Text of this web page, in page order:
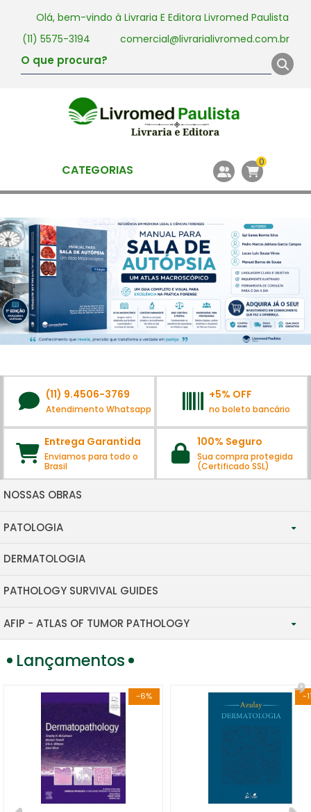
Olá, bem-vindo à Livraria E Editora Livromed Paulista
(11) 5575-3194
comercial@livrarialivromed.com.br
CATEGORIAS 0
(11) 9.4506-3769
Atendimento Whatsapp
+5% OFF
no boleto bancário
Entrega Garantida
Enviamos para todo o
Brasil
100% Seguro
Sua compra protegida
(Certificado SSL)
NOSSAS OBRAS
PATOLOGIA
WHO -CLASSIFICATION OF TUMORS
BONE/SOFT TISSUE
CARDIOVASCULAR
CYTOPATHOLOGY
DERMATOPATHOLOGY
FORENSIC
GASTROINTESTINAL/LIVER
GYNECOLOGIC/OBSTETRIC
DERMATOLOGIA
PATHOLOGY SURVIVAL GUIDES
AFIP - ATLAS OF TUMOR PATHOLOGY
TUMOR AND NON-TUMOR PATHOLOGY, SERIES V
NONTUMOR, SERIES I
Lançamentos
-6% -